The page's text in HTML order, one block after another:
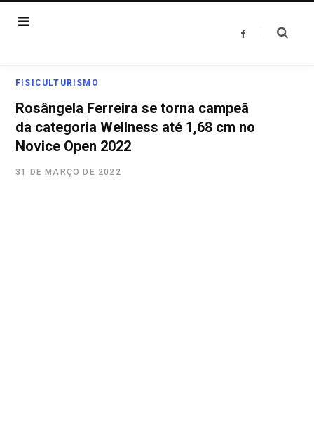
F
FISICULTURISMO
Rosângela Ferreira se torna campeã
da categoria Wellness até 1,68 cm no
Novice Open 2022
31 DE MARÇO DE 2022